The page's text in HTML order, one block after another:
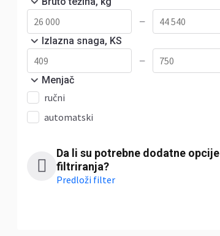
—
Izlazna snaga, KS
—
Menjač
ručni
automatski
Da li su potrebne dodatne opcije
filtriranja?
Predloži filter